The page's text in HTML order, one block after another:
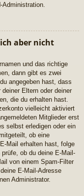
aber nicht
und das richtige
dann gibt es zwei
angegeben hast, dass
Eltern oder deiner
die du erhalten hast.
vielleicht aktiviert
Mitglieder erst
selbst erledigen oder ein
ob eine
Mail erhalten hast, folge
ob du deine E-Mail-
von einem Spam-Filter
E-Mail-Adresse
Administrator.